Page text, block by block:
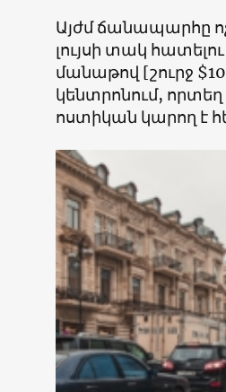
Այժմ ճանապարհը
լույսի տակ
մանաթով [շուրջ
կենտրոնում,
ոստիկան կարող է